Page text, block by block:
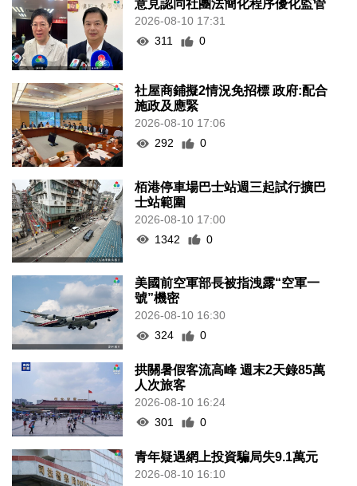
意見認同社團法簡化程序優化監管
2026-08-10 17:31
311
0
社屋商鋪擬2情況免招標 政府:配合
施政及應緊
2026-08-10 17:06
292
0
栢港停車場巴士站週三起試行擴巴
士站範圍
2026-08-10 17:00
1342
0
美國前空軍部長被指洩露“空軍一
號”機密
2026-08-10 16:30
324
0
拱關暑假客流高峰 週末2天錄85萬
人次旅客
2026-08-10 16:24
301
0
青年疑遇網上投資騙局失9.1萬元
2026-08-10 16:10